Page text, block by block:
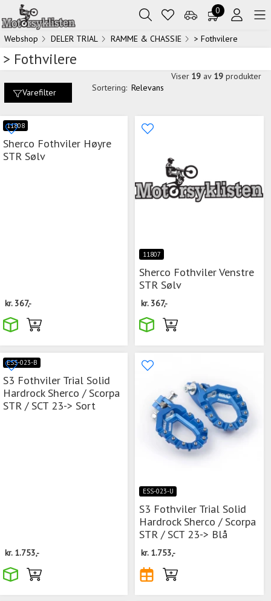
0
Webshop DELER TRIAL RAMME & CHASSIE > Fothvilere
> Fothvilere
Varefilter Sortering: Relevans
Viser 19 av 19 produkter
11808
Sherco Fothviler Høyre
STR Sølv
kr. 367,-
11807
Sherco Fothviler Venstre
STR Sølv
kr. 367,-
ESS-023-B
S3 Fothviler Trial Solid
Hardrock Sherco / Scorpa
STR / SCT 23-> Sort
kr. 1.753,-
ESS-023-U
S3 Fothviler Trial Solid
Hardrock Sherco / Scorpa
STR / SCT 23-> Blå
kr. 1.753,-